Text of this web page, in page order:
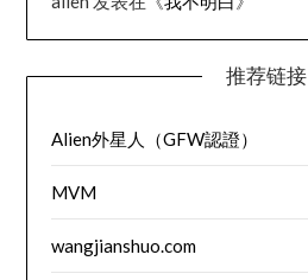
推荐链接
Alien外星人（GFW認證）
MVM
wangjianshuo.com